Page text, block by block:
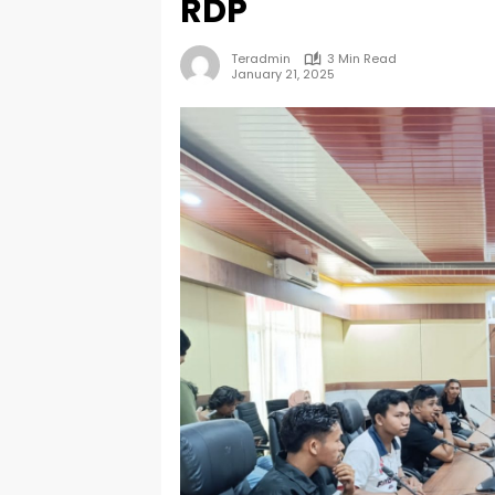
RDP
Teradmin
3 Min Read
January 21, 2025